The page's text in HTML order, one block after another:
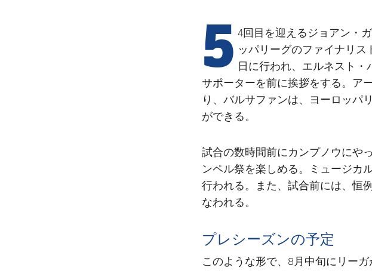
5 4回目を迎えるジョアン・
ッパリーグのファイナリ
日に行われ、エルネスト・
サポーターを前に挨拶をする。ア
り、バルサファンは、ヨーロッパ
ができる。
試合の数時間前にカンプノウにや
ンペル祭を楽しめる。ミュージカ
行われる。また、試合前には、恒
なわれる。
プレシーズンの予定
このような形で、8月中旬にリー